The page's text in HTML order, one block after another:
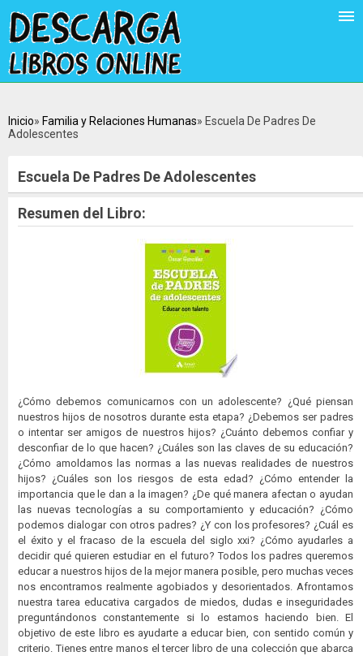
Inicio Familia y Relaciones Humanas
Escuela De Padres De
Adolescentes
Escuela De Padres De Adolescentes
Resumen del Libro:
¿Cómo debemos comunicarnos con un adolescente? ¿Qué piensan
nuestros hijos de nosotros durante esta etapa? ¿Debemos ser padres
o intentar ser amigos de nuestros hijos? ¿Cuánto debemos confiar y
desconfiar de lo que hacen? ¿Cuáles son las claves de su educación?
¿Cómo amoldamos las normas a las nuevas realidades de nuestros
hijos? ¿Cuáles son los riesgos de esta edad? ¿Cómo entender la
importancia que le dan a la imagen? ¿De qué manera afectan o ayudan
las nuevas tecnologías a su comportamiento y educación? ¿Cómo
podemos dialogar con otros padres? ¿Y con los profesores? ¿Cuál es
el éxito y el fracaso de la escuela del siglo xxi? ¿Cómo ayudarles a
decidir qué quieren estudiar en el futuro? Todos los padres queremos
educar a nuestros hijos de la mejor manera posible, pero muchas veces
nos encontramos realmente agobiados y desorientados. Afrontamos
nuestra tarea educativa cargados de miedos, dudas e inseguridades
preguntándonos constantemente si lo estamos haciendo bien. El
objetivo de este libro es ayudarte a educar bien, con sentido común y
criterio. Tienes entre manos el tercer libro de una colección que abarca